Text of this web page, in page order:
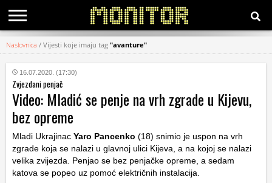
KATEGORIJE
HRVATSKI
WEB
Naslovnica / Vijesti koje imaju tag "avanture"
16.07.2020. (17:30)
Zvjezdani penjač
Video: Mladić se penje na vrh zgrade u Kijevu,
bez opreme
Mladi Ukrajinac Yaro Pancenko (18) snimio je uspon na vrh
zgrade koja se nalazi u glavnoj ulici Kijeva, a na kojoj se nalazi
velika zvijezda. Penjao se bez penjačke opreme, a sedam
katova se popeo uz pomoć električnih instalacija.